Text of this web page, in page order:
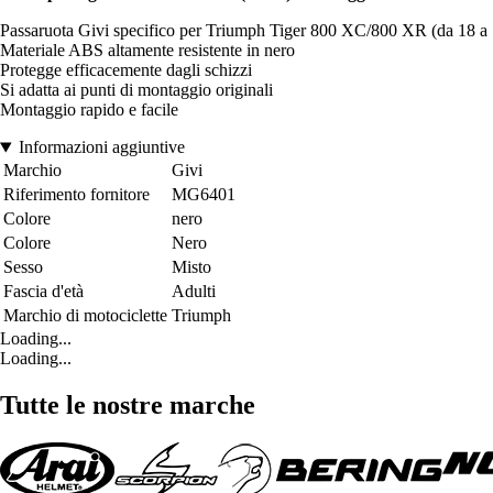
Passaruota Givi specifico per Triumph Tiger 800 XC/800 XR (da 18 a
Materiale ABS altamente resistente in nero
Protegge efficacemente dagli schizzi
Si adatta ai punti di montaggio originali
Montaggio rapido e facile
Informazioni aggiuntive
Marchio
Givi
Riferimento fornitore
MG6401
Colore
nero
Colore
Nero
Sesso
Misto
Fascia d'età
Adulti
Marchio di motociclette Triumph
Loading...
Loading...
Tutte le nostre marche